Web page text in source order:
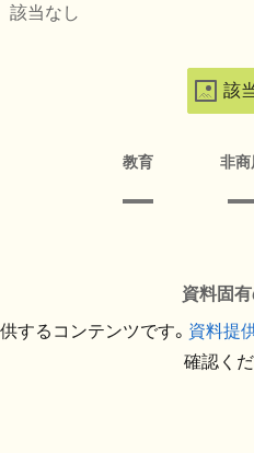
該当なし
該
教育 非商
資料固
するコンテンツです。 資料提
確認くだ